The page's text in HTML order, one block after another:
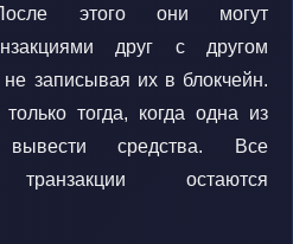
После этого они могут
друг с другом
не записывая их в блокчейн.
тогда, когда одна из
средства. Все
транзакции остаются